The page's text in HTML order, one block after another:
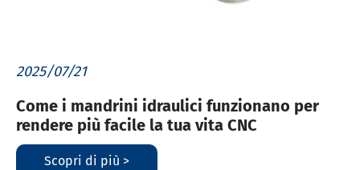
2025/07/21
Come i mandrini idraulici funzionano per
rendere più facile la tua vita CNC
Scopri di più >